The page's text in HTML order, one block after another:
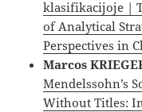
klasifikacijoje |
of Analytical
Perspectives in
Marcos
Mendelssohn’s
Without Titles: